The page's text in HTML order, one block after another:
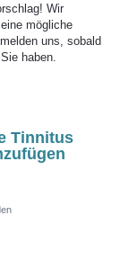
Wir
mögliche
uns, sobald
haben.
Tinnitus